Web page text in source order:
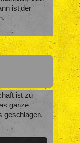
ist der
ist zu
ganze
geschlagen.